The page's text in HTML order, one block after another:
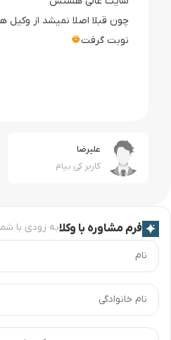
علیرضا
کاربر کی بیام
چون قبلا اصلا نمیشد از وکیل
نوبت گرفت
فرم مشاوره با وکلابه زودی با